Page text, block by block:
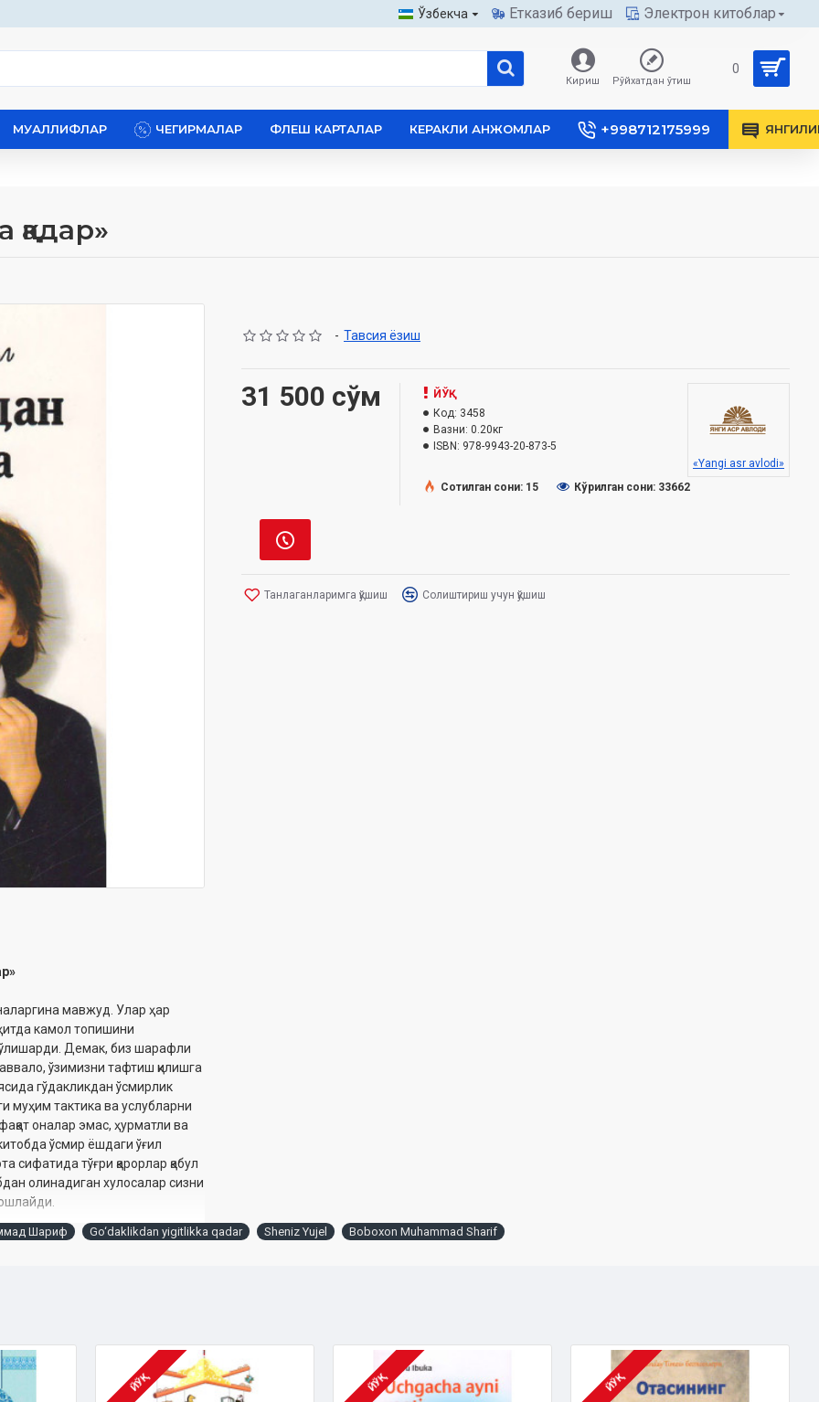
Ўзбекча Етказиб бериш Электрон китоблар
Кириш Рўйхатдан ўтиш
0
МУАЛЛИФЛАР ЧЕГИРМАЛАР ФЛЕШ КАРТАЛАР КЕРАКЛИ АНЖОМЛАР +998712175999
мавжуд. Улар ҳар
камол топишини
Демак, биз шарафли
ўзимизни тафтиш қилишга
гўдакликдан ўсмирлик
муҳим тактика ва услубларни
оналар эмас, ҳурматли ва
ўсмир ёшдаги ўғил
тўғри қарорлар қабул
олинадиган хулосалар сизни
- Тавсия ёзиш
31 500 сўм
ЙЎҚ
Код: 3458
Вазни: 0.20кг
ISBN: 978-9943-20-873-5
«Yangi asr avlodi»
Сотилган сони: 15
Кўрилган сони: 33662
Танлаганларимга қўшиш Солиштириш учун қўшиш
Шариф Go‘daklikdan yigitlikka qadar Sheniz Yujel Boboxon Muhammad Sharif
ЙЎҚ ЙЎҚ ЙЎҚ